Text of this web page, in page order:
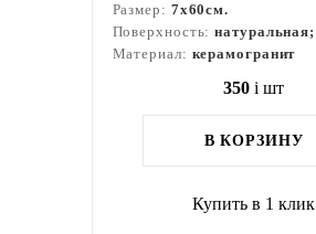
Размер: 7x60см.
Поверхность:натуральная;
Материал: керамогранит
350 i шт
В КОРЗИНУ
Купить в 1 клик